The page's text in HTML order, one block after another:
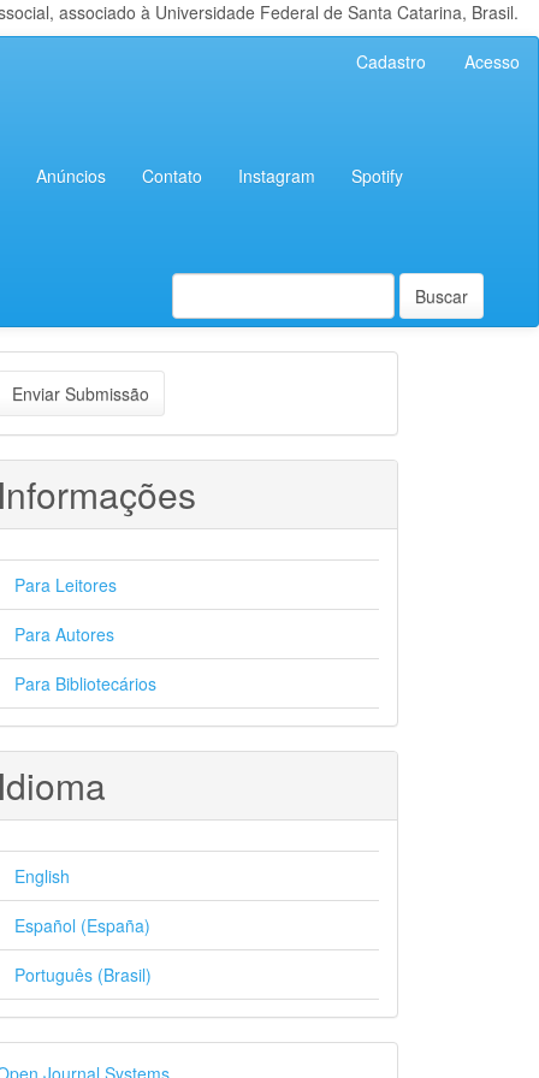
associado à Universidade Federal de Santa Catarina, Brasil.
Cadastro Acesso
Anúncios Contato Instagram Spotify
Buscar
Enviar Submissão
Para Leitores
Para Autores
Para Bibliotecários
English
Español (España)
Português (Brasil)
Journal Systems